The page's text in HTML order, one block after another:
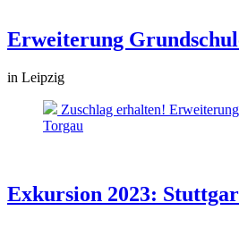
Erweiterung
in Leipzig
Zuschlag erhalten!
Torgau
Exkursion 2023: